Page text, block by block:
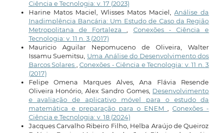
Ciência e Tecnologia: v. 17 (2023)
Harine Matos Maciel, Wlisses Matos Maciel,Análise da
Inadimplência Bancária: Um Estudo de Caso da Região
Metropolitana de Fortaleza, Conexões - Ciência e
Tecnologia: v. 11 n. 3 (2017)
Mauricio Aguilar Nepomuceno de Oliveira, Walter
Issamu Suemitsu, Uma Análise do Desenvolvimento dos
Barcos Solares ,Conexões - Ciência e Tecnologia: v. 11 n. 3
(2017)
Felipe Omena Marques Alves, Ana Flávia Resende
Oliveira Honório, Alex Sandro Gomes, Desenvolvimento
e avaliação de aplicativo móvel para o estudo da
matemática e preparação para o ENEM,Conexões -
Ciência e Tecnologia: v. 18 (2024)
Jacques Carvalho Ribeiro Filho, Helba Araújo de Queiroz